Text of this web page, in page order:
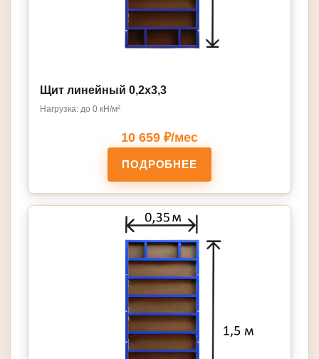
Щит линейный 0,2х3,3
Нагрузка: до 0 кН/м²
10 659 ₽/мес
ПОДРОБНЕЕ